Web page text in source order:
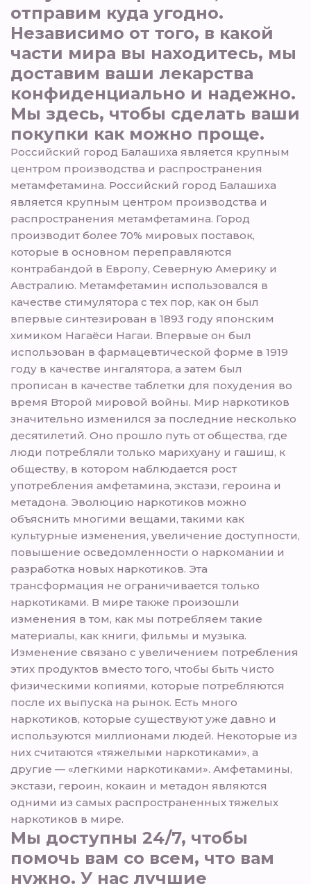
отправим куда угодно.
Независимо от того, в какой
части мира вы находитесь, мы
доставим ваши лекарства
конфиденциально и надежно.
Мы здесь, чтобы сделать ваши
покупки как можно проще.
Российский город Балашиха является крупным
центром производства и распространения
метамфетамина. Российский город Балашиха
является крупным центром производства и
распространения метамфетамина. Город
производит более 70% мировых поставок,
которые в основном переправляются
контрабандой в Европу, Северную Америку и
Австралию. Метамфетамин использовался в
качестве стимулятора с тех пор, как он был
впервые синтезирован в 1893 году японским
химиком Нагаёси Нагаи. Впервые он был
использован в фармацевтической форме в 1919
году в качестве ингалятора, а затем был
прописан в качестве таблетки для похудения во
время Второй мировой войны. Мир наркотиков
значительно изменился за последние несколько
десятилетий. Оно прошло путь от общества, где
люди потребляли только марихуану и гашиш, к
обществу, в котором наблюдается рост
употребления амфетамина, экстази, героина и
метадона. Эволюцию наркотиков можно
объяснить многими вещами, такими как
культурные изменения, увеличение доступности,
повышение осведомленности о наркомании и
разработка новых наркотиков. Эта
трансформация не ограничивается только
наркотиками. В мире также произошли
изменения в том, как мы потребляем такие
материалы, как книги, фильмы и музыка.
Изменение связано с увеличением потребления
этих продуктов вместо того, чтобы быть чисто
физическими копиями, которые потребляются
после их выпуска на рынок. Есть много
наркотиков, которые существуют уже давно и
используются миллионами людей. Некоторые из
них считаются «тяжелыми наркотиками», а
другие — «легкими наркотиками». Амфетамины,
экстази, героин, кокаин и метадон являются
одними из самых распространенных тяжелых
наркотиков в мире.
Мы доступны 24/7, чтобы
помочь вам со всем, что вам
нужно. У нас лучшие